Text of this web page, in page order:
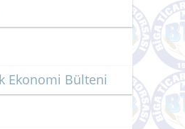
Ekonomi Bülteni